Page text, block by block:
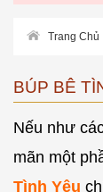
Trang Chủ
BÚP BÊ
Nếu như
mãn một
Tình Yêu